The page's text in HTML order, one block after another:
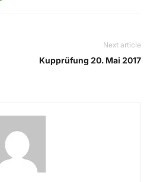
Next article
Kupprüfung 20. Mai 2017